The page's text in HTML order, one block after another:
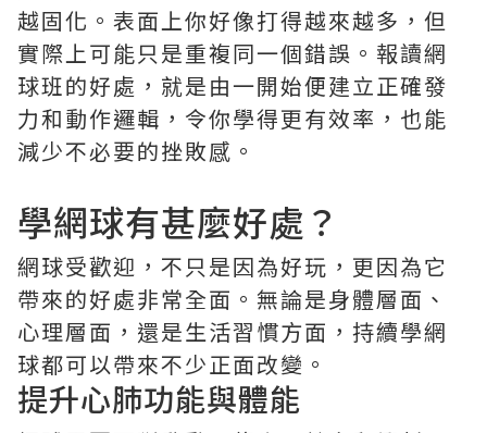
越固化。表面上你好像打得越來越多，但
實際上可能只是重複同一個錯誤。報讀網
球班的好處，就是由一開始便建立正確發
力和動作邏輯，令你學得更有效率，也能
減少不必要的挫敗感。
學網球有甚麼好處？
網球受歡迎，不只是因為好玩，更因為它
帶來的好處非常全面。無論是身體層面、
心理層面，還是生活習慣方面，持續學網
球都可以帶來不少正面改變。
提升心肺功能與體能